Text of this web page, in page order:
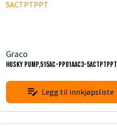
Graco
HUSKY PUMP,515AC-PP01AAC3-5ACTPTPPT
Legg til innkjøpsliste